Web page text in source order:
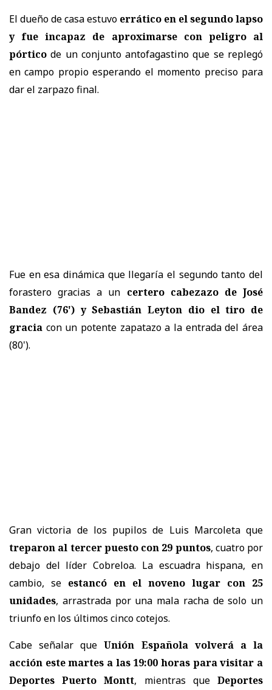
El dueño de casa estuvo errático en el segundo lapso
y fue incapaz de aproximarse con peligro al
pórtico de un conjunto antofagastino que se replegó
en campo propio esperando el momento preciso para
dar el zarpazo final.
Fue en esa dinámica que llegaría el segundo tanto del
forastero gracias a un certero cabezazo de José
Bandez (76') y Sebastián Leyton dio el tiro de
gracia con un potente zapatazo a la entrada del área
(80').
Gran victoria de los pupilos de Luis Marcoleta que
treparon al tercer puesto con 29 puntos, cuatro por
debajo del líder Cobreloa. La escuadra hispana, en
cambio, se estancó en el noveno lugar con 25
unidades, arrastrada por una mala racha de solo un
triunfo en los últimos cinco cotejos.
Cabe señalar queUnión Española volverá a la
acción este martes a las 19:00 horas para visitar a
Deportes Puerto Montt, mientras queDeportes